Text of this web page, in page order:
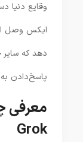
وقایع دنیا
ایکس وصل
دهد که
پاسخ‌دادن
Grok